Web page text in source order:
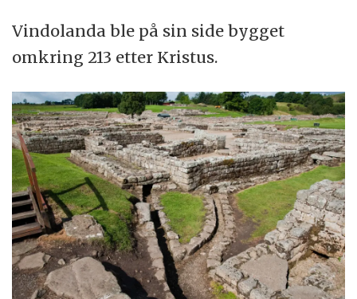
Vindolanda ble på sin side bygget
omkring 213 etter Kristus.